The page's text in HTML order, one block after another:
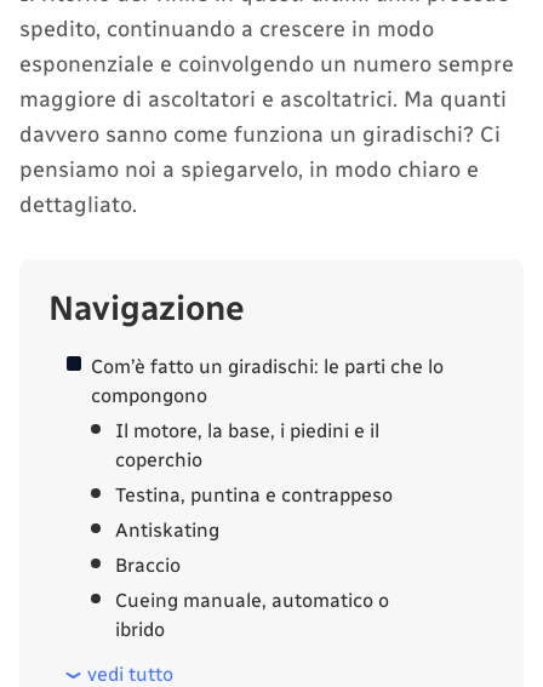
spedito, continuando a crescere in modo
esponenziale e coinvolgendo un numero sempre
maggiore di ascoltatori e ascoltatrici. Ma quanti
davvero sanno come funziona un giradischi? Ci
pensiamo noi a spiegarvelo, in modo chiaro e
dettagliato.
Navigazione
Com’è fatto un giradischi: le parti che lo
compongono
Il motore, la base, i piedini e il
coperchio
Testina, puntina e contrappeso
Antiskating
Braccio
Cueing manuale, automatico o
ibrido
vedi tutto